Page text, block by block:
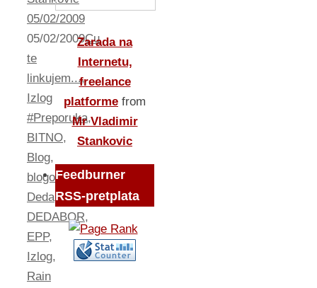
05/02/2009
05/02/2009Cu
te
linkujem...,
Izlog
#Preporuka,
BITNO,
Blog,
blogovanje,
Deda,
DEDABOR,
EPP,
Izlog,
Rain
Zarada na
Internetu,
freelance
platforme from
Mr Vladimir
Stankovic
Feedburner
RSS-pretplata